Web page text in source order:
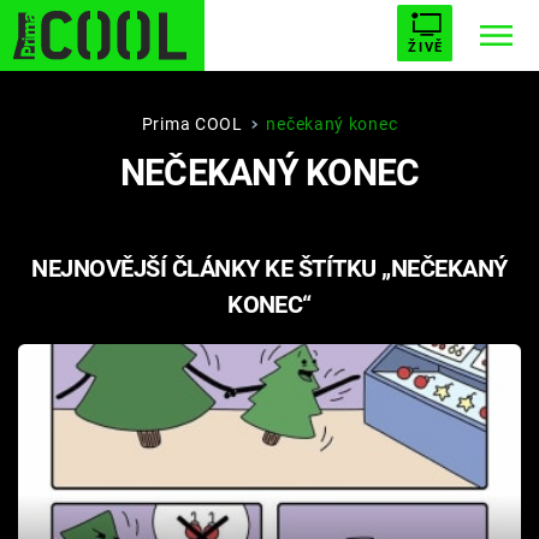
ŽIVĚ
STARHOUSE BUFFY, PŘEMOŽITELKA UPÍRŮ
PLNEJ KOTEL AVENGERS 5
Filmy
Hry
Prima COOL nečekaný konec
NEČEKANÝ KONEC
NEJNOVĚJŠÍ ČLÁNKY KE ŠTÍTKU „NEČEKANÝ
KONEC“